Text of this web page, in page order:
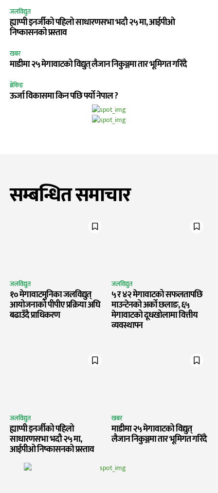
जलविद्युत
ह्याप्पी इनर्जीको पहिलो साधारणसभा भदौ २५ मा, आईपीओ
निष्कासनको प्रस्ताव
खबर
माडीमा २५ मेगावाटको विद्युत् लैजान निकुञ्जमा तार भूमिगत गरिँदै
ब्रेकिङ
ऊर्जा विकासमा किन पछि पर्यो नेपाल ?
सम्बन्धित समाचार
जलविद्युत
१० मेगावाटमुनिका जलविद्युत्
आयोजनाको पीपीए प्रक्रिया अघि
बढाउँदै प्राधिकरण
जलविद्युत
५ र ४२ मेगावाटको सफलतापछि
माउन्टेनको अर्को छलाङ, ६५
मेगावाटको दूधखोलामा वित्तीय
व्यवस्थापन
जलविद्युत
ह्याप्पी इनर्जीको पहिलो
साधारणसभा भदौ २५ मा,
आईपीओ निष्कासनको प्रस्ताव
खबर
माडीमा २५ मेगावाटको विद्युत्
लैजान निकुञ्जमा तार भूमिगत गरिँदै